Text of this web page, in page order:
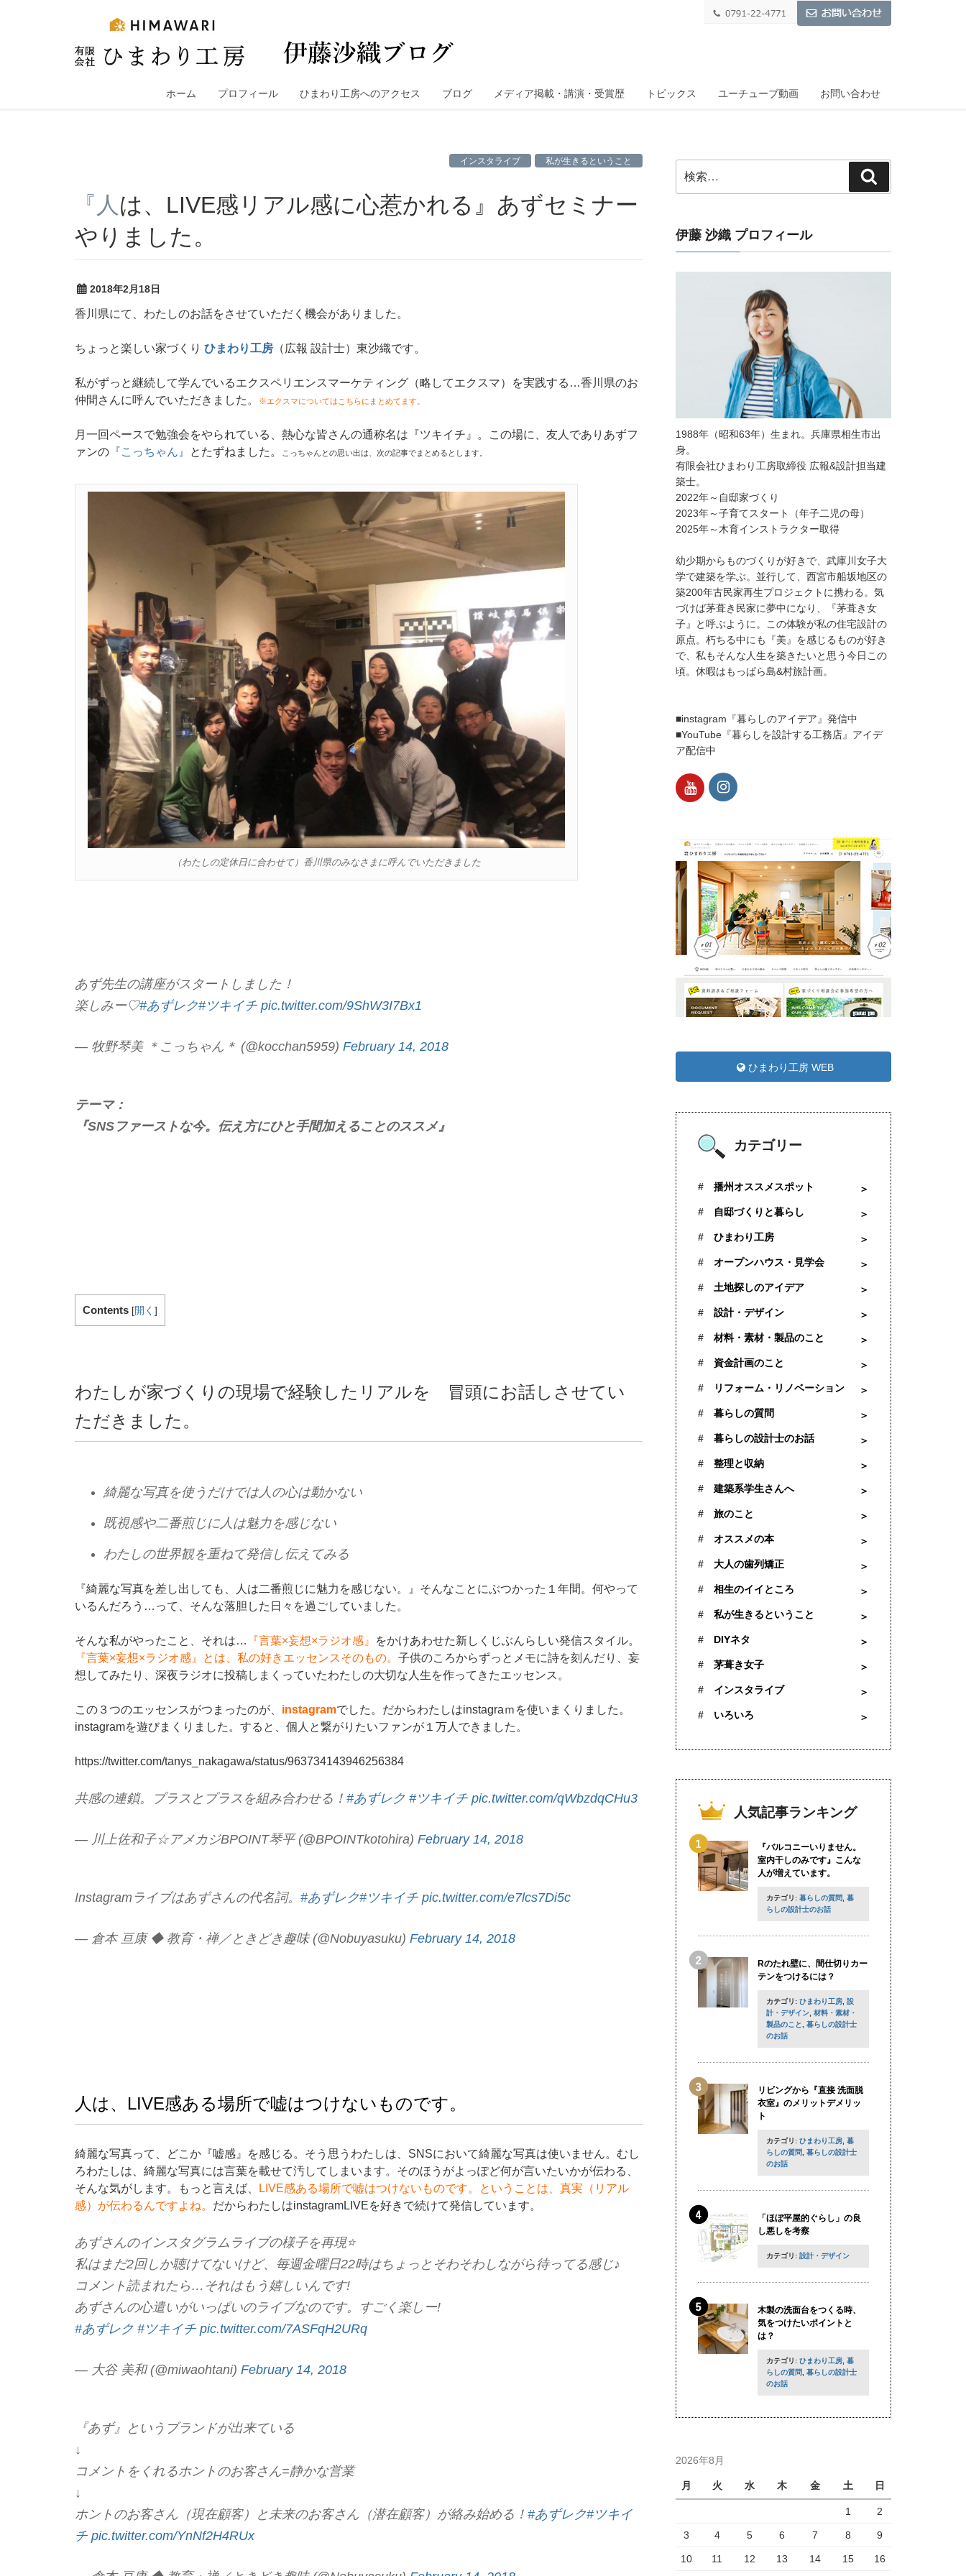
ホーム プロフィール ひまわり工房へのアクセス ブログ メディア掲載・講演・受賞歴 トピックス ユーチューブ動画 お問い合わせ
私が生きるということ
インスタライブ
『人は、LIVE感リアル感に心惹かれる』あずセミナー
やりました。
2018年2月18日
香川県にて、わたしのお話をさせていただく機会がありました。
ちょっと楽しい家づくり ひまわり工房 （広報 設計士）東沙織です。
私がずっと継続して学んでいるエクスペリエンスマーケティング（略してエクスマ）を実践する…香川県のお
仲間さんに呼んでいただきました。
※エクスマについてはこちらにまとめてます。
月一回ペースで勉強会をやられている、熱心な皆さんの通称名は『ツキイチ』。この場に、友人でありあずフ
ァンの 『こっちゃん』 とたずねました。 こっちゃんとの思い出は、次の記事でまとめるとします。
（わたしの定休日に合わせて）香川県のみなさまに呼んでいただきました
あず先生の講座がスタートしました！
楽しみー♡#あずレク#ツキイチ pic.twitter.com/9ShW3I7Bx1
— 牧野琴美 ＊こっちゃん＊ (@kocchan5959) February 14, 2018
テーマ：
『SNSファーストな今。伝え方にひと手間加えることのススメ』
Contents [開く ]
わたしが家づくりの現場で経験したリアルを 冒頭にお話しさせてい
ただきました。
綺麗な写真を使うだけでは人の心は動かない
既視感や二番煎じに人は魅力を感じない
わたしの世界観を重ねて発信し伝えてみる
『綺麗な写真を差し出しても、人は二番煎じに魅力を感じない。』そんなことにぶつかった１年間。何やって
いるんだろう…って、そんな落胆した日々を過ごしていました。
そんな私がやったこと、それは… 『言葉×妄想×ラジオ感』
をかけあわせた新しくじぶんらしい発信スタイル。
『言葉×妄想×ラジオ感』とは、私の好きエッセンスそのもの。 子供のころからずっとメモに詩を刻んだり、妄
想してみたり、深夜ラジオに投稿しまくっていたわたしの大切な人生を作ってきたエッセンス。
この３つのエッセンスがつまったのが、 instagramでした。だからわたしはinstagraｍを使いまくりました。
instagramを遊びまくりました。すると、個人と繋がりたいファンが１万人できました。
https://twitter.com/tanys_nakagawa/status/963734143946256384
共感の連鎖。プラスとプラスを組み合わせる！ #あずレク #ツキイチ pic.twitter.com/qWbzdqCHu3
— 川上佐和子☆アメカジBPOINT琴平 (@BPOINTkotohira) February 14, 2018
Instagramライブはあずさんの代名詞。 #あずレク#ツキイチ pic.twitter.com/e7lcs7Di5c
— 倉本 亘康 ◆ 教育・禅／ときどき趣味 (@Nobuyasuku) February 14, 2018
人は、LIVE感ある場所で嘘はつけないものです。
綺麗な写真って、どこか『嘘感』を感じる。そう思うわたしは、SNSにおいて綺麗な写真は使いません。むし
ろわたしは、綺麗な写真には言葉を載せて汚してしまいます。そのほうがよっぽど何が言いたいかが伝わる、
そんな気がします。もっと言えば、
LIVE感ある場所で嘘はつけないものです。ということは、真実（リアル
感）が伝わるんですよね。 だからわたしはinstagramLIVEを好きで続けて発信しています。
あずさんのインスタグラムライブの様子を再現⭐
私はまだ2回しか聴けてないけど、毎週金曜日22時はちょっとそわそわしながら待ってる感じ♪
コメント読まれたら…それはもう嬉しいんです!
あずさんの心遣いがいっぱいのライブなのです。すごく楽しー!
#あずレク #ツキイチ pic.twitter.com/7ASFqH2URq
— 大谷 美和 (@miwaohtani) February 14, 2018
『あず』というブランドが出来ている
↓
コメントをくれるホントのお客さん=静かな営業
↓
ホントのお客さん（現在顧客）と未来のお客さん（潜在顧客）が絡み始める！ #あずレク#ツキイ
チ pic.twitter.com/YnNf2H4RUx
索:
索
伊藤 沙織 プロフィール
1988年（昭和63年）生まれ。兵庫県相生市出
身。
有限会社ひまわり工房取締役 広報&設計担当建
築士。
2022年～自邸家づくり
2023年～子育てスタート（年子二児の母）
2025年～木育インストラクター取得
幼少期からものづくりが好きで、武庫川女子大
学で建築を学ぶ。並行して、西宮市船坂地区の
築200年古民家再生プロジェクトに携わる。気
づけば茅葺き民家に夢中になり、『茅葺き女
子』と呼ぶように。この体験が私の住宅設計の
原点。朽ちる中にも『美』を感じるものが好き
で、私もそんな人生を築きたいと思う今日この
頃。休暇はもっぱら島&村旅計画。
■instagram『暮らしのアイデア』発信中
■YouTube『暮らしを設計する工務店』アイデ
ア配信中
ひまわり工房 WEB
カテゴリー
播州オススメスポット
自邸づくりと暮らし
ひまわり工房
オープンハウス・見学会
土地探しのアイデア
設計・デザイン
材料・素材・製品のこと
資金計画のこと
リフォーム・リノベーション
暮らしの質問
暮らしの設計士のお話
整理と収納
建築系学生さんへ
旅のこと
オススメの本
大人の歯列矯正
相生のイイところ
私が生きるということ
DIYネタ
茅葺き女子
インスタライブ
いろいろ
人気記事ランキング
『バルコニーいりません。
室内干しのみです』こんな
人が増えています。
カテゴリ: 暮らしの質問
暮
らしの設計士のお話
Rのたれ壁に、間仕切りカー
テンをつけるには？
カテゴリ: ひまわり工房 設
計・デザイン 材料・素材・
製品のこと
暮らしの設計士
のお話
リビングから『直接 洗面脱
衣室』のメリットデメリッ
ト
カテゴリ: ひまわり工房 暮
らしの質問
暮らしの設計士
のお話
「ほぼ平屋的ぐらし」の良
し悪しを考察
カテゴリ: 設計・デザイン
木製の洗面台をつくる時、
気をつけたいポイントと
は？
カテゴリ: ひまわり工房 暮
らしの質問
暮らしの設計士
のお話
2026年8月
月 火 水 木 金 土 日
1 2
3 4 5 6 7 8 9
10 11 12 13 14 15 16